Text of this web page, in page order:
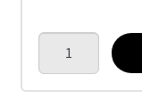
Litígio
quantidade